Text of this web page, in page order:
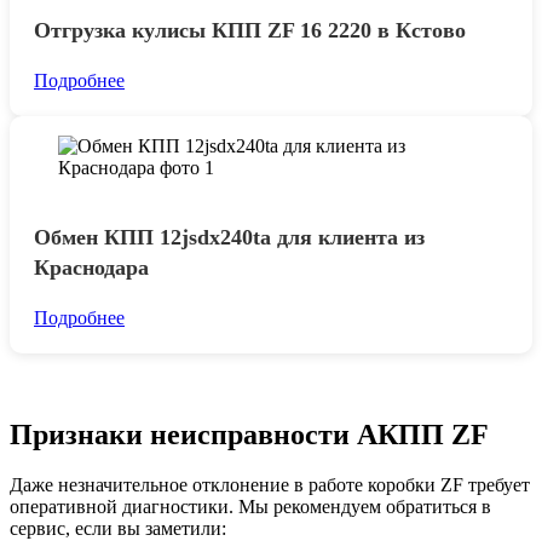
Отгрузка кулисы КПП ZF 16 2220 в Кстово
Подробнее
Обмен КПП 12jsdx240ta для клиента из
Краснодара
Подробнее
Признаки неисправности АКПП ZF
Даже незначительное отклонение в работе коробки ZF требует
оперативной диагностики. Мы рекомендуем обратиться в
сервис, если вы заметили: